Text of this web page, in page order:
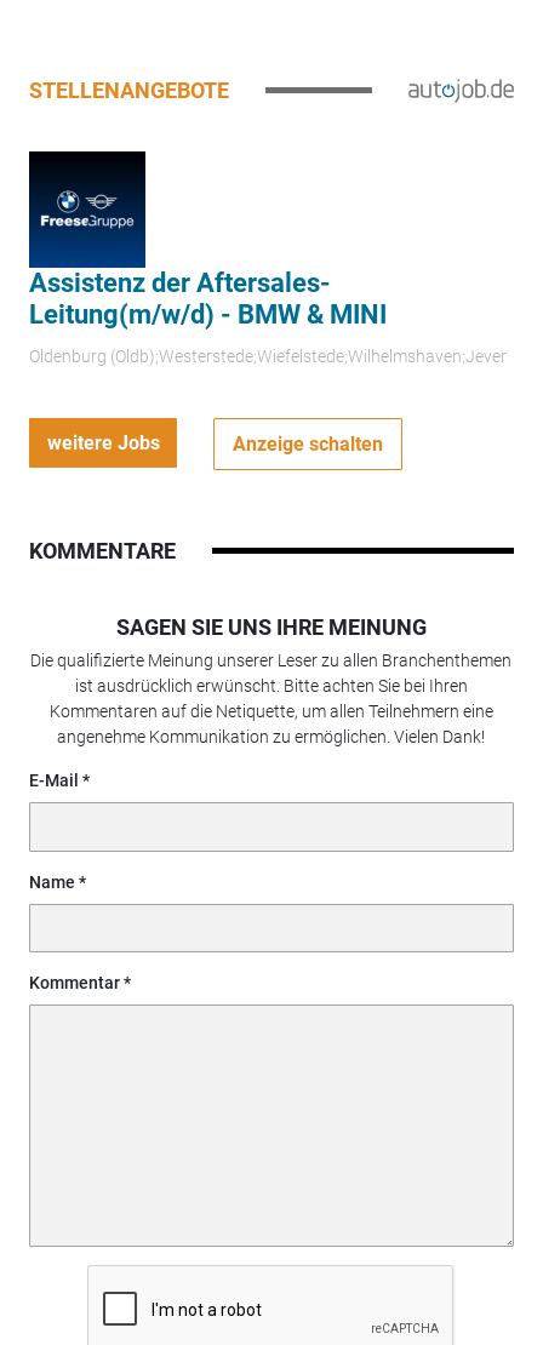
STELLENANGEBOTE
Assistenz der Aftersales-
Leitung(m/w/d) - BMW & MINI
Oldenburg (Oldb);Westerstede;Wiefelstede;Wilhelmshaven;Jever
weitere Jobs Anzeige schalten
KOMMENTARE
SAGEN SIE UNS IHRE MEINUNG
Die qualifizierte Meinung unserer Leser zu allen Branchenthemen
ist ausdrücklich erwünscht. Bitte achten Sie bei Ihren
Kommentaren auf die Netiquette, um allen Teilnehmern eine
angenehme Kommunikation zu ermöglichen. Vielen Dank!
E-Mail
Name
Kommentar